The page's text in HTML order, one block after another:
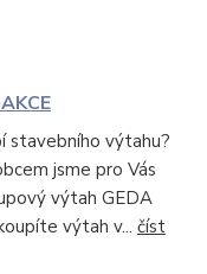
stavebního výtahu?
jsme pro Vás
výtah GEDA
výtah v... číst